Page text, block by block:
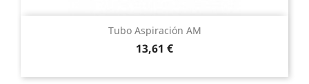
Tubo Aspiración AM
Precio
13,61 €